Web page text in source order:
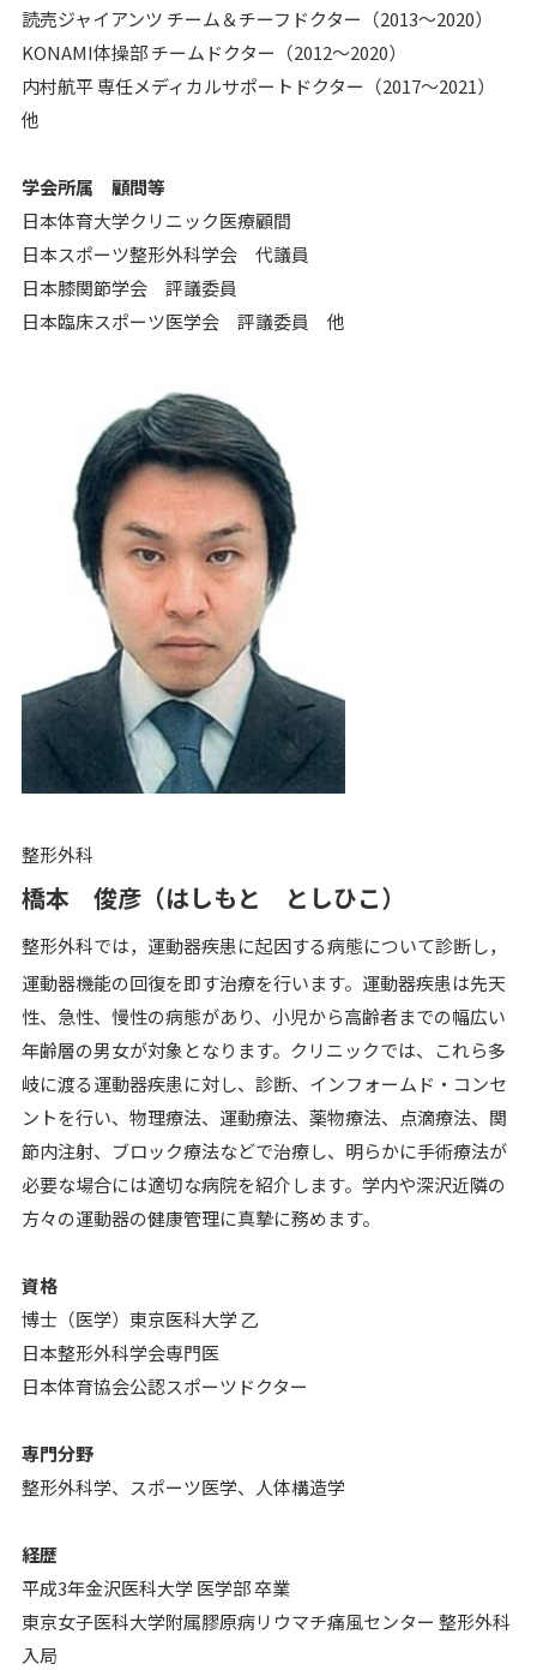
読売ジャイアンツ チーム＆チーフドクター（2013～2020）
KONAMI体操部 チームドクター（2012～2020）
内村航平 専任メディカルサポートドクター（2017～2021）
他
学会所属 顧問等
日本体育大学クリニック医療顧間
日本スポーツ整形外科学会 代議員
日本膝関節学会 評議委員
日本臨床スポーツ医学会 評議委員 他
整形外科
橋本 俊彦（はしもと としひこ）
整形外科では，運動器疾患に起因する病態について診断し，
運動器機能の回復を即す治療を行います。運動器疾患は先天
性、急性、慢性の病態があり、小児から高齢者までの幅広い
年齢層の男女が対象となります。クリニックでは、これら多
岐に渡る運動器疾患に対し、診断、インフォームド・コンセ
ントを行い、物理療法、運動療法、薬物療法、点滴療法、関
節内注射、ブロック療法などで治療し、明らかに手術療法が
必要な場合には適切な病院を紹介します。学内や深沢近隣の
方々の運動器の健康管理に真摯に務めます。
資格
博士（医学）東京医科大学 乙
日本整形外科学会専門医
日本体育協会公認スポーツドクター
専門分野
整形外科学、スポーツ医学、人体構造学
経歴
平成3年金沢医科大学 医学部 卒業
東京女子医科大学附属膠原病リウマチ痛風センター 整形外科
入局